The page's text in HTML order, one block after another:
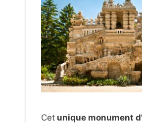
Cet unique monument